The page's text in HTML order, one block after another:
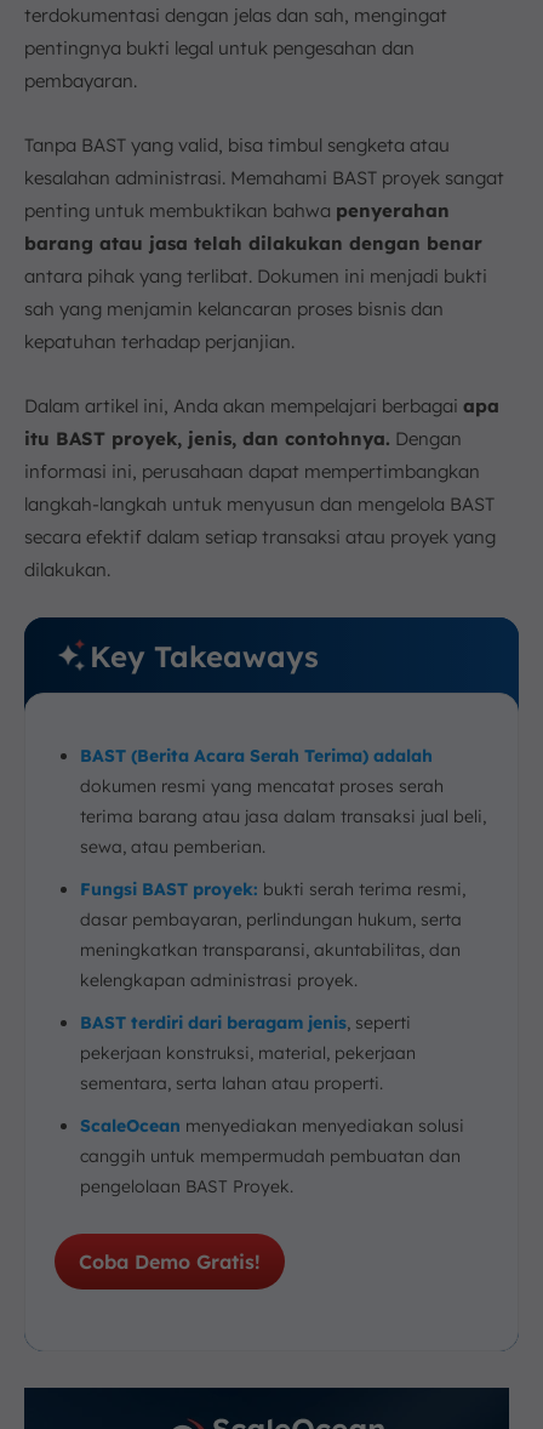
6. Harga atau Biaya
Cara Membuat BAST (Berita Acara Serah Terima)
3. Tuliskan Judul Dokumen
4. Cantumkan Identitas Pihak
6. Sertakan Waktu dan Tempat
7. Lampiran Pendukung
8. Buat Kalimat Penutup
9. Tambahkan Tanda Tangan
10. Atur Ulang Urutan Dokumen
Format dan Contoh BAST Proyek
2. Fungsi
Penyusunan BAST
1. Mengatasi Ketidaksesuaian Data
2. Keterlambatan Penandatanganan
4. Ketidaksesuaian Antara Pihak yang Terlibat
5. Kurangnya Dokumentasi Pendukung
Otomatisasi Pembuatan dan Pengelolaan BAST
dengan Software Konstruksi ScaleOcean
Kesimpulan
FAQ:
terdokumentasi dengan jelas dan sah, mengingat
pentingnya bukti legal untuk pengesahan dan
pembayaran.
Tanpa BAST yang valid, bisa timbul sengketa atau
kesalahan administrasi. Memahami BAST proyek sangat
penting untuk membuktikan bahwa penyerahan
barang atau jasa telah dilakukan dengan benar
antara pihak yang terlibat. Dokumen ini menjadi bukti
sah yang menjamin kelancaran proses bisnis dan
kepatuhan terhadap perjanjian.
Dalam artikel ini, Anda akan mempelajari berbagai apa
itu BAST proyek, jenis, dan contohnya. Dengan
informasi ini, perusahaan dapat mempertimbangkan
langkah-langkah untuk menyusun dan mengelola BAST
secara efektif dalam setiap transaksi atau proyek yang
dilakukan.
Key Takeaways
BAST (Berita Acara Serah Terima) adalah
dokumen resmi yang mencatat proses serah
terima barang atau jasa dalam transaksi jual beli,
sewa, atau pemberian.
Fungsi BAST proyek: bukti serah terima resmi,
dasar pembayaran, perlindungan hukum, serta
meningkatkan transparansi, akuntabilitas, dan
kelengkapan administrasi proyek.
BAST terdiri dari beragam jenis, seperti
pekerjaan konstruksi, material, pekerjaan
sementara, serta lahan atau properti.
ScaleOcean menyediakan menyediakan solusi
canggih untuk mempermudah pembuatan dan
pengelolaan BAST Proyek.
Coba Demo Gratis!